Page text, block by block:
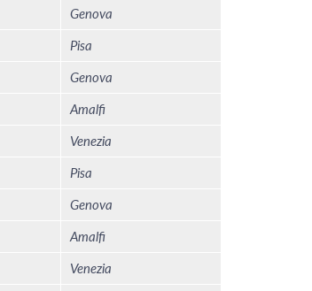
Genova
Pisa
Genova
Amalfi
Venezia
Pisa
Genova
Amalfi
Venezia